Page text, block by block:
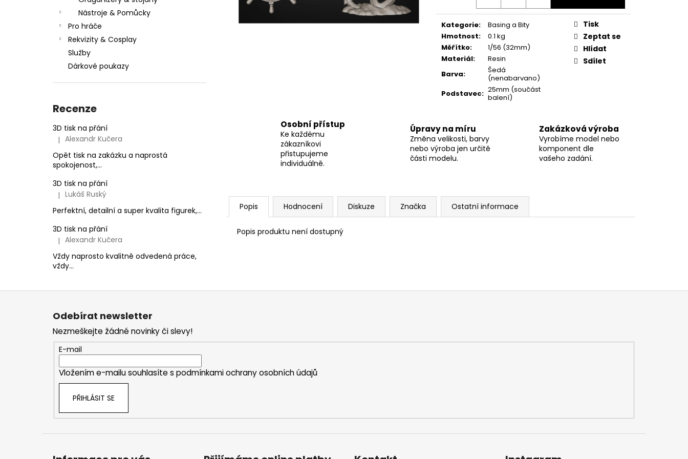
Nástroje & Pomůcky
Pro hráče
Rekvizity & Cosplay
Služby
Dárkové poukazy
Recenze
3D tisk na přání
Hodnocení produktu je 5 z 5 hvězdiček.
| Alexandr Kučera
Opět tisk na zakázku a naprostá
spokojenost,...
3D tisk na přání
Hodnocení produktu je 5 z 5 hvězdiček.
| Lukáš Ruský
Perfektní, detailní a super kvalita figurek,...
3D tisk na přání
Hodnocení produktu je 5 z 5 hvězdiček.
| Alexandr Kučera
Vždy naprosto kvalitně odvedená práce,
vždy...
Kategorie:
Basing a Bity
Hmotnost:
0.1 kg
Měřítko:
1/56 (32mm)
Materiál:
Resin
Barva:
Šedá
(nenabarvano)
Podstavec: 25mm (součást
balení)
Tisk
Zeptat se
Hlídat
Sdílet
Osobní přístup
Ke každému
zákazníkovi
přistupujeme
individuálně.
Úpravy na míru
Změna velikosti, barvy
nebo výroba jen určitě
části modelu.
Zakázková výroba
Vyrobíme model nebo
komponent dle
vašeho zadání.
Popis Hodnocení Diskuze Značka Ostatní informace
Popis produktu není dostupný
Z
Odebírat newsletter
Nezmeškejte žádné novinky či slevy!
E-mail
Vložením e-mailu souhlasíte s podmínkami ochrany osobních údajů
PŘIHLÁSIT SE